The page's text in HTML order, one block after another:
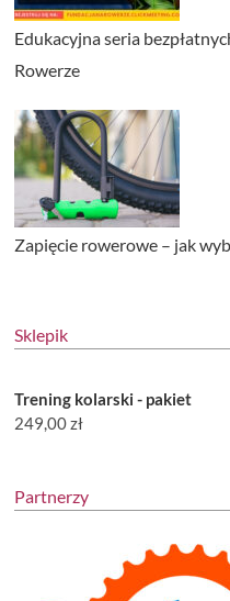
Edukacyjna seria
Rowerze
Zapięcie rowerowe – jak
Sklepik
Trening kolarski - pakiet
249,00zł
Partnerzy